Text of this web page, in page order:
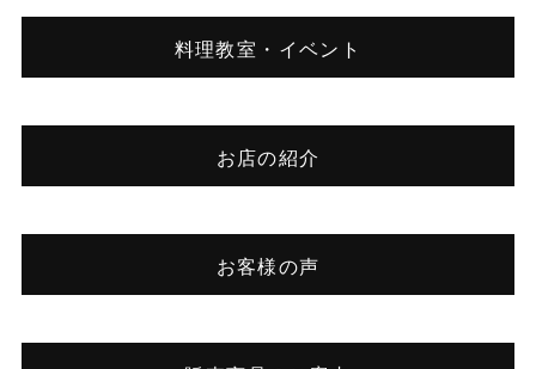
料理教室・イベント
お店の紹介
お客様の声